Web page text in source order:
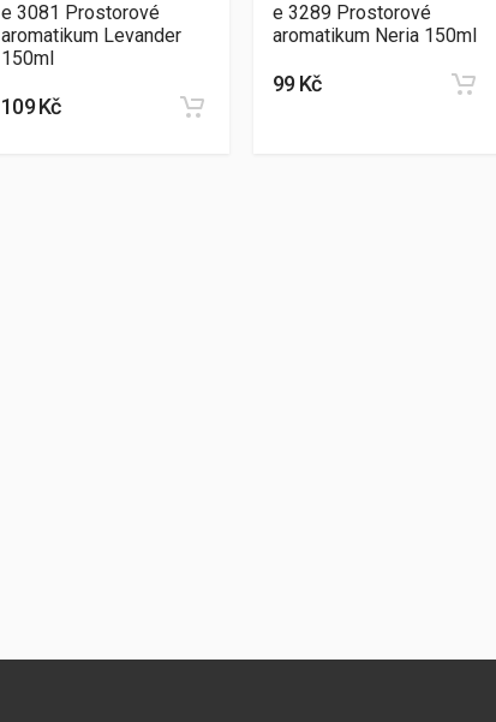
e 3081 Prostorové
aromatikum Levander
150ml
109 Kč
e 3289 Prostorové
aromatikum Neria 150ml
99 Kč